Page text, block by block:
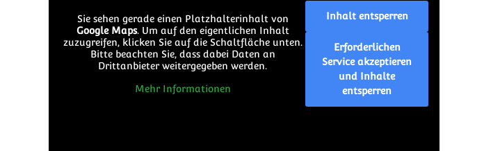
Sie sehen gerade einen Platzhalterinhalt von
Google Maps. Um auf den eigentlichen Inhalt
zuzugreifen, klicken Sie auf die Schaltfläche unten.
Bitte beachten Sie, dass dabei Daten an
Drittanbieter weitergegeben werden.
Mehr Informationen
Inhalt entsperren
Erforderlichen
Service akzeptieren
und Inhalte
entsperren